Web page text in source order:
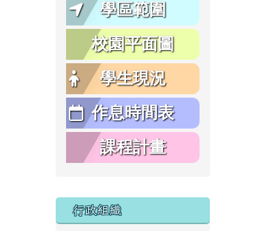
學區範圍
校園平面圖
學生現況
作息時間表
課程計畫
行政組織